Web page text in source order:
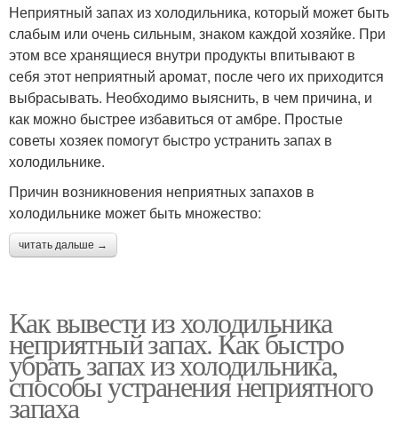
Неприятный запах из холодильника, который может быть
слабым или очень сильным, знаком каждой хозяйке. При
этом все хранящиеся внутри продукты впитывают в
себя этот неприятный аромат, после чего их приходится
выбрасывать. Необходимо выяснить, в чем причина, и
как можно быстрее избавиться от амбре. Простые
советы хозяек помогут быстро устранить запах в
холодильнике.
Причин возникновения неприятных запахов в
холодильнике может быть множество:
читать дальше →
Как вывести из холодильника
неприятный запах. Как быстро
убрать запах из холодильника,
способы устранения неприятного
запаха